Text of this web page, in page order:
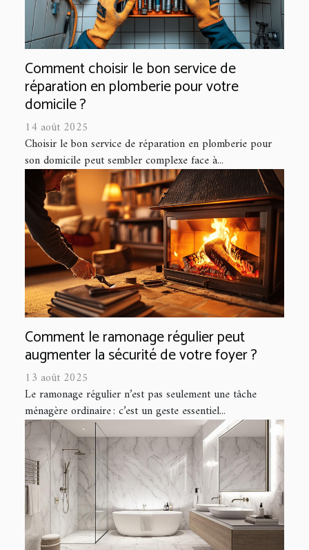
Comment choisir le bon service de
réparation en plomberie pour votre
domicile ?
14 août 2025
Choisir le bon service de réparation en plomberie pour
son domicile peut sembler complexe face à...
Comment le ramonage régulier peut
augmenter la sécurité de votre foyer ?
13 août 2025
Le ramonage régulier n’est pas seulement une tâche
ménagère ordinaire : c’est un geste essentiel...